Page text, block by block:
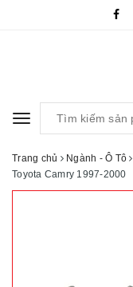
Toggle
Trang chủ Ngành - Ô Tô
Toyota Camry 1997-2000